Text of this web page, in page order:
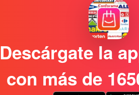
Descárgate la
con más de